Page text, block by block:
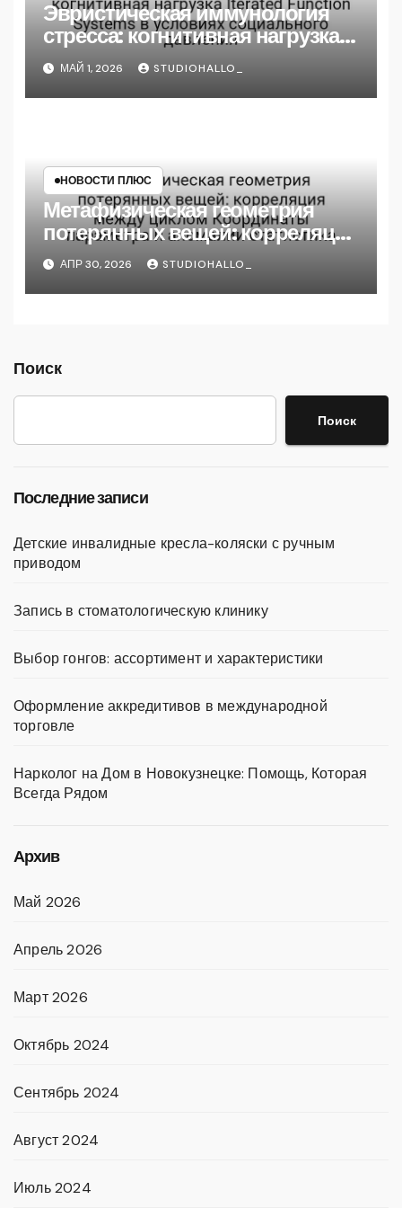
Эвристическая иммунология
стресса: когнитивная нагрузка
Iterated Function Systems в
условиях социального
давления
МАЙ 1, 2026 STUDIOHALLO_
НОВОСТИ ПЛЮС
Метафизическая геометрия
потерянных вещей: корреляция
между циклом Координаты
параметра и аномалии
статистика
АПР 30, 2026 STUDIOHALLO_
Поиск
Поиск
Последние записи
Детские инвалидные кресла-коляски с ручным
приводом
Запись в стоматологическую клинику
Выбор гонгов: ассортимент и характеристики
Оформление аккредитивов в международной
торговле
Нарколог на Дом в Новокузнецке: Помощь, Которая
Всегда Рядом
Архив
Май 2026
Апрель 2026
Март 2026
Октябрь 2024
Сентябрь 2024
Август 2024
Июль 2024